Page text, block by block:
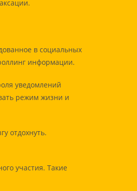
в социальных
информации.
уведомлений
режим жизни и
отдохнуть.
участия. Такие